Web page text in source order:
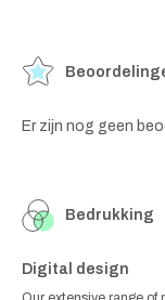
Er zijn nog geen
Bedrukking
Digital design